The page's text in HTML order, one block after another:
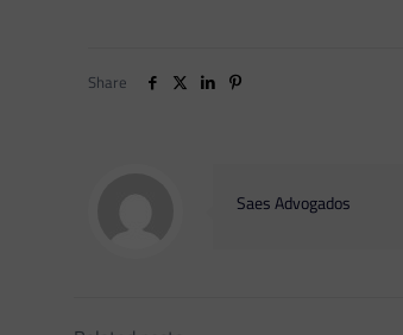
Share
Saes Advogados